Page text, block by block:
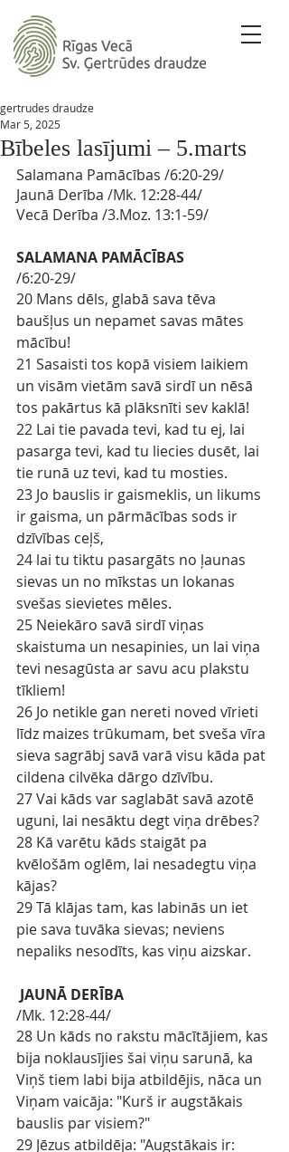
Bībeles lasījumi – 5.marts
gertrudes draudze
Mar 5, 2025
Salamana Pamācības /6:20-29/
Jaunā Derība /Mk. 12:28-44/
Vecā Derība /3.Moz. 13:1-59/
SALAMANA PAMĀCĪBAS
/6:20-29/
20 Mans dēls, glabā sava tēva
baušļus un nepamet savas mātes
mācību!
21 Sasaisti tos kopā visiem laikiem
un visām vietām savā sirdī un nēsā
tos pakārtus kā plāksnīti sev kaklā!
22 Lai tie pavada tevi, kad tu ej, lai
pasarga tevi, kad tu liecies dusēt, lai
tie runā uz tevi, kad tu mosties.
23 Jo bauslis ir gaismeklis, un likums
ir gaisma, un pārmācības sods ir
dzīvības ceļš,
24 lai tu tiktu pasargāts no ļaunas
sievas un no mīkstas un lokanas
svešas sievietes mēles.
25 Neiekāro savā sirdī viņas
skaistuma un nesapinies, un lai viņa
tevi nesagūsta ar savu acu plakstu
tīkliem!
26 Jo netikle gan nereti noved vīrieti
līdz maizes trūkumam, bet sveša vīra
sieva sagrābj savā varā visu kāda pat
cildena cilvēka dārgo dzīvību.
27 Vai kāds var saglabāt savā azotē
uguni, lai nesāktu degt viņa drēbes?
28 Kā varētu kāds staigāt pa
kvēlošām oglēm, lai nesadegtu viņa
kājas?
29 Tā klājas tam, kas labinās un iet
pie sava tuvāka sievas; neviens
nepaliks nesodīts, kas viņu aizskar.
JAUNĀ DERĪBA
/Mk. 12:28-44/
28 Un kāds no rakstu mācītājiem, kas
bija noklausījies šai viņu sarunā, ka
Viņš tiem labi bija atbildējis, nāca un
Viņam vaicāja: "Kurš ir augstākais
bauslis par visiem?"
29 Jēzus atbildēja: "Augstākais ir: